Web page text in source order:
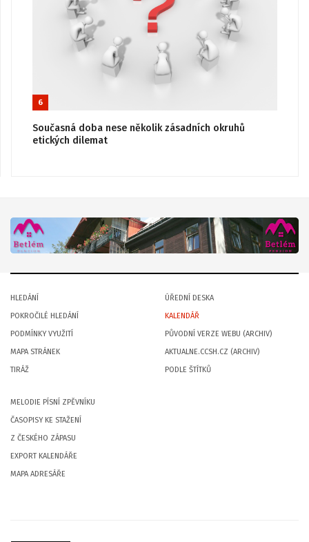
6
Současná doba nese několik zásadních okruhů
etických dilemat
HLEDÁNÍ
POKROČILÉ HLEDÁNÍ
PODMÍNKY VYUŽITÍ
MAPA STRÁNEK
TIRÁŽ
ÚŘEDNÍ DESKA
KALENDÁŘ
PŮVODNÍ VERZE WEBU (ARCHIV)
AKTUALNE.CCSH.CZ (ARCHIV)
PODLE ŠTÍTKŮ
MELODIE PÍSNÍ ZPĚVNÍKU
ČASOPISY KE STAŽENÍ
Z ČESKÉHO ZÁPASU
EXPORT KALENDÁŘE
MAPA ADRESÁŘE